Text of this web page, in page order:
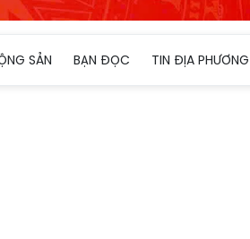
SẢN BẠN ĐỌC TIN ĐỊA PHƯƠNG